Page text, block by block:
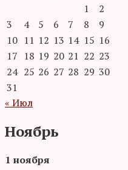
1
2
3
4 5 6 7 8
9
10 11 12 13 14 15 16
17 18 19 20 21 22 23
24 25 26 27 28 29 30
31
« Июл
Ноябрь
1 ноября